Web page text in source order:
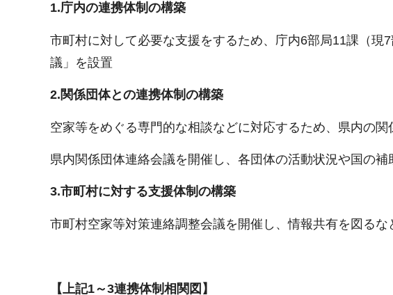
1.庁内の連携体制の構築
市町村に対して必要な支援をするため、庁内6部局11課（現
議」を設置
2.関係団体との連携体制の構築
空家等をめぐる専門的な相談などに対応するため、県内の
県内関係団体連絡会議を開催し、各団体の活動状況や国の
3.市町村に対する支援体制の構築
市町村空家等対策連絡調整会議を開催し、情報共有を図る
【上記1～3連携体制相関図】